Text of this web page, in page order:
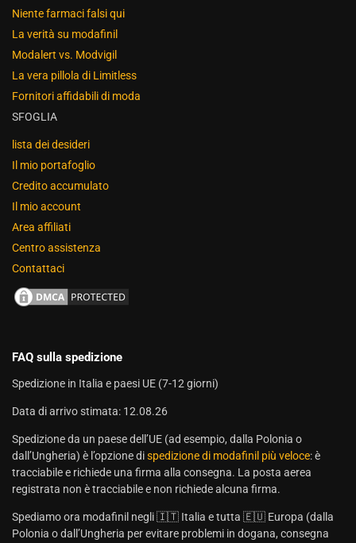
Niente farmaci falsi qui
La verità su modafinil
Modalert vs. Modvigil
La vera pillola di Limitless
Fornitori affidabili di moda
SFOGLIA
lista dei desideri
Il mio portafoglio
Credito accumulato
Il mio account
Area affiliati
Centro assistenza
Contattaci
FAQ sulla spedizione
Spedizione in Italia e paesi UE (7-12 giorni)
Data di arrivo stimata: 12.08.26
Spedizione da un paese dell’UE (ad esempio, dalla Polonia o
dall’Ungheria) è l’opzione dispedizione di modafinil più veloce: è
tracciabile e richiede una firma alla consegna. La posta aerea
registrata non è tracciabile e non richiede alcuna firma.
Spediamo ora modafinil negli 🇮🇹 Italia e tutta 🇪🇺 Europa (dalla
Polonia o dall’Ungheria per evitare problemi in dogana, consegna